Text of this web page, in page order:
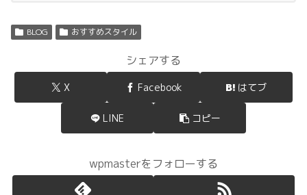
BLOG おすすめスタイル
シェアする
X Facebook はてブ
LINE コピー
wpmasterをフォローする